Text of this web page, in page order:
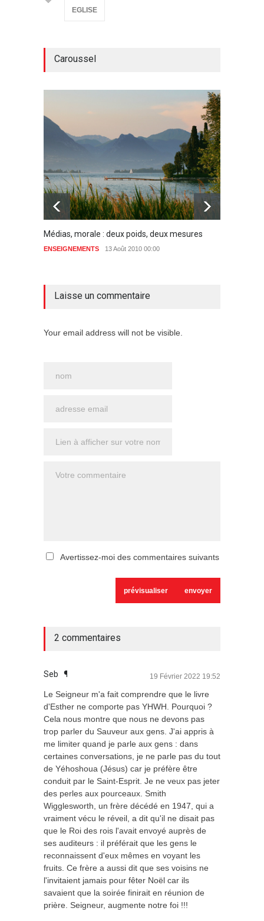
EGLISE
Caroussel
Médias, morale : deux poids, deux mesures
ENSEIGNEMENTS 13 Août 2010 00:00
Laisse un commentaire
Your email address will not be visible.
Avertissez-moi des commentaires suivants
2 commentaires
Seb ¶ 19 Février 2022 19:52
Le Seigneur m'a fait comprendre que le livre
d'Esther ne comporte pas YHWH. Pourquoi ?
Cela nous montre que nous ne devons pas
trop parler du Sauveur aux gens. J'ai appris à
me limiter quand je parle aux gens : dans
certaines conversations, je ne parle pas du tout
de Yéhoshoua (Jésus) car je préfère être
conduit par le Saint-Esprit. Je ne veux pas jeter
des perles aux pourceaux. Smith
Wigglesworth, un frère décédé en 1947, qui a
vraiment vécu le réveil, a dit qu'il ne disait pas
que le Roi des rois l'avait envoyé auprès de
ses auditeurs : il préférait que les gens le
reconnaissent d'eux mêmes en voyant les
fruits. Ce frère a aussi dit que ses voisins ne
l'invitaient jamais pour fêter Noël car ils
savaient que la soirée finirait en réunion de
prière. Seigneur, augmente notre foi !!!